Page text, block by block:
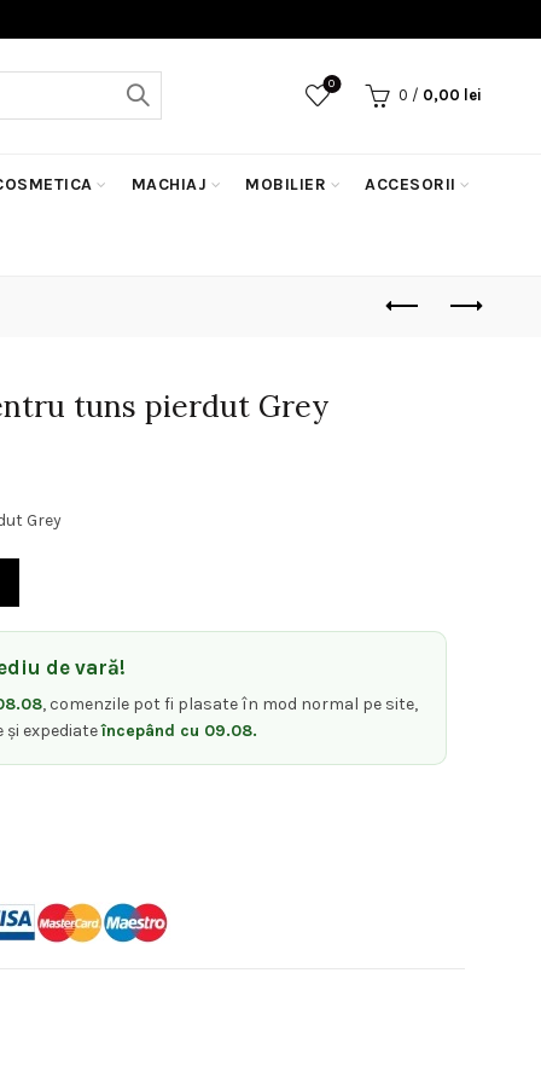
0
0 / 0,00 lei
MACHIAJ MOBILIER ACCESORII
tuns pierdut Grey
lei.
Grey
de vară!
, comenzile pot fi plasate în mod normal pe site,
și expediateîncepând cu 09.08.